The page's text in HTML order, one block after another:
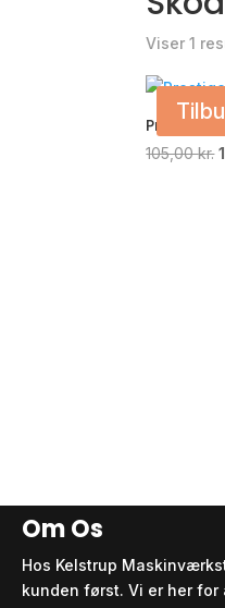
Viser 1
Prestige
105,00kr.
Om Os
Hos Kelstrup
kunden først. Vi er her